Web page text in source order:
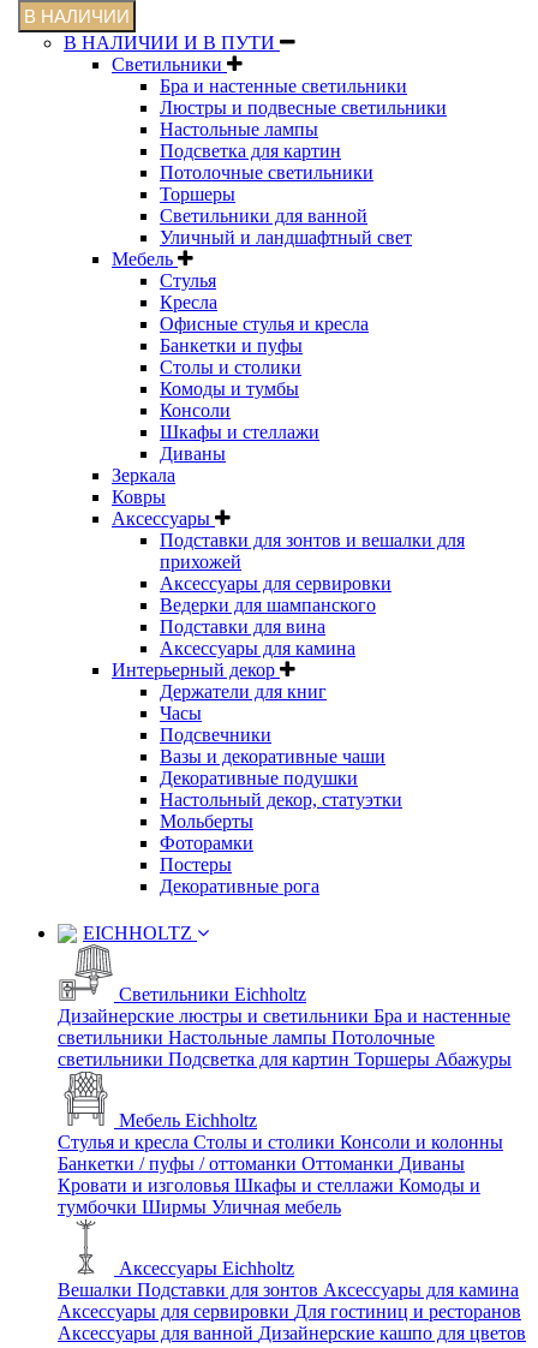
В НАЛИЧИИ
В НАЛИЧИИ И В ПУТИ
Светильники
Бра и настенные светильники
Люстры и подвесные светильники
Настольные лампы
Подсветка для картин
Потолочные светильники
Торшеры
Светильники для ванной
Уличный и ландшафтный свет
Мебель
Стулья
Кресла
Офисные стулья и кресла
Банкетки и пуфы
Столы и столики
Комоды и тумбы
Консоли
Шкафы и стеллажи
Диваны
Зеркала
Ковры
Аксессуары
Подставки для зонтов и вешалки для
прихожей
Аксессуары для сервировки
Ведерки для шампанского
Подставки для вина
Аксессуары для камина
Интерьерный декор
Держатели для книг
Часы
Подсвечники
Вазы и декоративные чаши
Декоративные подушки
Настольный декор, статуэтки
Мольберты
Фоторамки
Постеры
Декоративные рога
EICHHOLTZ
Светильники Eichholtz
Дизайнерские люстры и светильники Бра и настенные
светильники Настольные лампы Потолочные
светильники Подсветка для картин Торшеры Абажуры
Мебель Eichholtz
Стулья и кресла Столы и столики Консоли и колонны
Банкетки / пуфы / оттоманки Оттоманки Диваны
Кровати и изголовья Шкафы и стеллажи Комоды и
тумбочки Ширмы Уличная мебель
Аксессуары Eichholtz
Вешалки Подставки для зонтов Аксессуары для камина
Аксессуары для сервировки Для гостиниц и ресторанов
Аксессуары для ванной Дизайнерские кашпо для цветов